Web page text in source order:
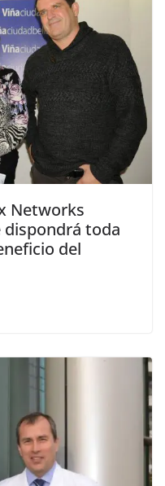
Networks
dispondrá toda
del